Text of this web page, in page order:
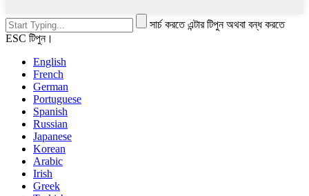
সার্চ করতে এন্টার টিপুন অথবা বন্ধ করতে
ESC টিপুন।
English
French
German
Portuguese
Spanish
Russian
Japanese
Korean
Arabic
Irish
Greek